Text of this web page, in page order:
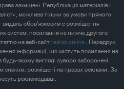
права захищені. Републікація матеріалів і
можлива тільки за умови прямого
видань обов'язковим є розміщення
систем, посилання не нижче другого
на веб-сайт realist.online
. Передрук,
інформації, що містить посилання на
будь-якому вигляді суворо заборонені.
знаком, розміщені на правах реклами. За
рекламодавці.